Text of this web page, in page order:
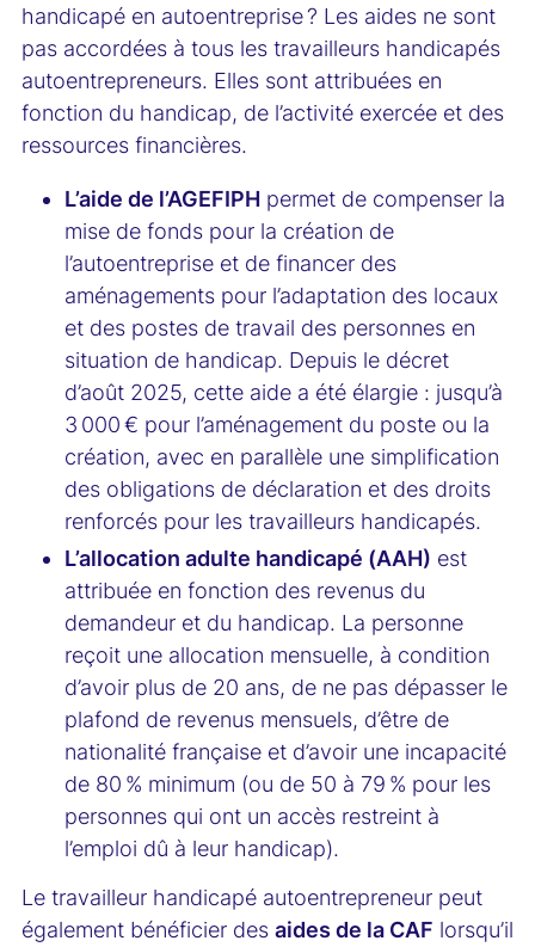
handicapé en autoentreprise ? Les aides ne sont
pas accordées à tous les travailleurs handicapés
autoentrepreneurs. Elles sont attribuées en
fonction du handicap, de l’activité exercée et des
ressources financières.
L’aide de l’AGEFIPH permet de compenser la
mise de fonds pour la création de
l’autoentreprise et de financer des
aménagements pour l’adaptation des locaux
et des postes de travail des personnes en
situation de handicap. Depuis le décret
d’août 2025, cette aide a été élargie : jusqu’à
3 000 € pour l’aménagement du poste ou la
création, avec en parallèle une simplification
des obligations de déclaration et des droits
renforcés pour les travailleurs handicapés.
L’allocation adulte handicapé (AAH) est
attribuée en fonction des revenus du
demandeur et du handicap. La personne
reçoit une allocation mensuelle, à condition
d’avoir plus de 20 ans, de ne pas dépasser le
plafond de revenus mensuels, d’être de
nationalité française et d’avoir une incapacité
de 80 % minimum (ou de 50 à 79 % pour les
personnes qui ont un accès restreint à
l’emploi dû à leur handicap).
Le travailleur handicapé autoentrepreneur peut
également bénéficier des aides de la CAF lorsqu’il